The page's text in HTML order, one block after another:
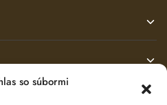
so súbormi